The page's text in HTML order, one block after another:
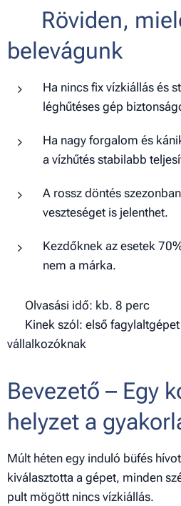
📌 Röviden,
belevágunk
Ha nincs fix vízkiállás és
léghűtéses gép
Ha nagy forgalom és
a vízhűtés stabilabb
A rossz döntés
veszteséget is jelenthet.
Kezdőknek az esetek
nem a márka.
⏱️ Olvasási idő: kb. 8 perc
🎯 Kinek szól: első
vállalkozóknak
Bevezető – Egy
helyzet a
Múlt héten egy induló büfés
kiválasztotta a gépet, minden
pult mögött nincs vízkiállás.